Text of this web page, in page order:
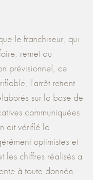
le franchiseur, qui
remet au
prévisionnel, ce
l'arrêt retient
sur la base de
communiquées
ait vérifié la
optimistes et
les chiffres réalisés a
à toute donnée